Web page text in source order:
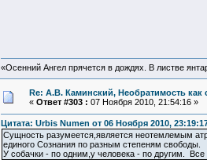
«Осенний Ангел прячется в дождях. В листве
Re: А.В. Каминский, Необратимость как
« Ответ #303 : 07 Ноября 2010, 21:54:16 »
Цитата: Urbis Numen от 06 Ноября 2010,
Сущность разумеется,является неотемлемым
единого Сознания по разным степеням свободы.
У собачки - по одним,у человека - по другим.